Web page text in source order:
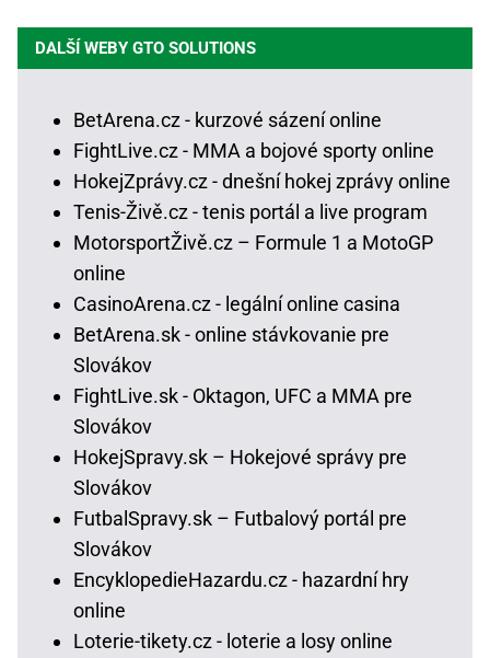
DALŠÍ WEBY GTO SOLUTIONS
BetArena.cz - kurzové sázení online
FightLive.cz - MMA a bojové sporty online
HokejZprávy.cz - dnešní hokej zprávy online
Tenis-Živě.cz - tenis portál a live program
MotorsportŽivě.cz – Formule 1 a MotoGP
online
CasinoArena.cz - legální online casina
BetArena.sk - online stávkovanie pre
Slovákov
FightLive.sk - Oktagon, UFC a MMA pre
Slovákov
HokejSpravy.sk – Hokejové správy pre
Slovákov
FutbalSpravy.sk – Futbalový portál pre
Slovákov
EncyklopedieHazardu.cz - hazardní hry
online
Loterie-tikety.cz - loterie a losy online